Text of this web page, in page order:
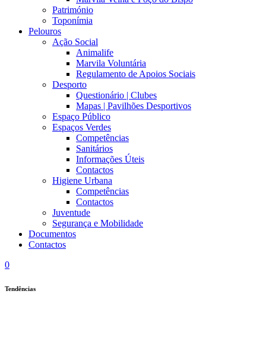
Património
Toponímia
Pelouros
Ação Social
Animalife
Marvila Voluntária
Regulamento de Apoios Sociais
Desporto
Questionário | Clubes
Mapas | Pavilhões Desportivos
Espaço Público
Espaços Verdes
Competências
Sanitários
Informações Úteis
Contactos
Higiene Urbana
Competências
Contactos
Juventude
Segurança e Mobilidade
Documentos
Contactos
0
Tendências